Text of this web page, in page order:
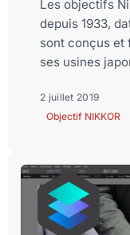
Les objectifs
depuis 1933,
sont conçus et
ses usines
2 juillet 2019
Objectif NIKKOR